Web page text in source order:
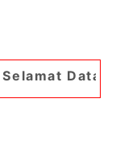
di Portal